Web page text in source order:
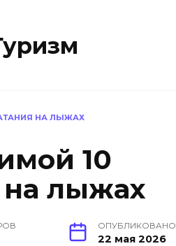
НА ЛЫЖАХ
10
лыжах
ОПУБЛИКОВАНО
22 мая 2026